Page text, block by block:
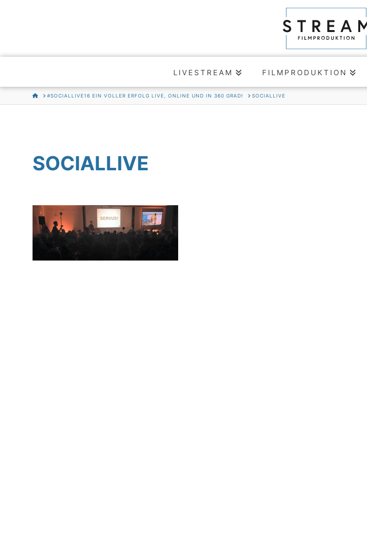
LIVESTREAM FILMPRODUKTION
HOME#SOCIALLIVE16 EIN VOLLER ERFOLG LIVE, ONLINE UND IN 360 GRAD! SOCIALLIVE
SOCIALLIVE